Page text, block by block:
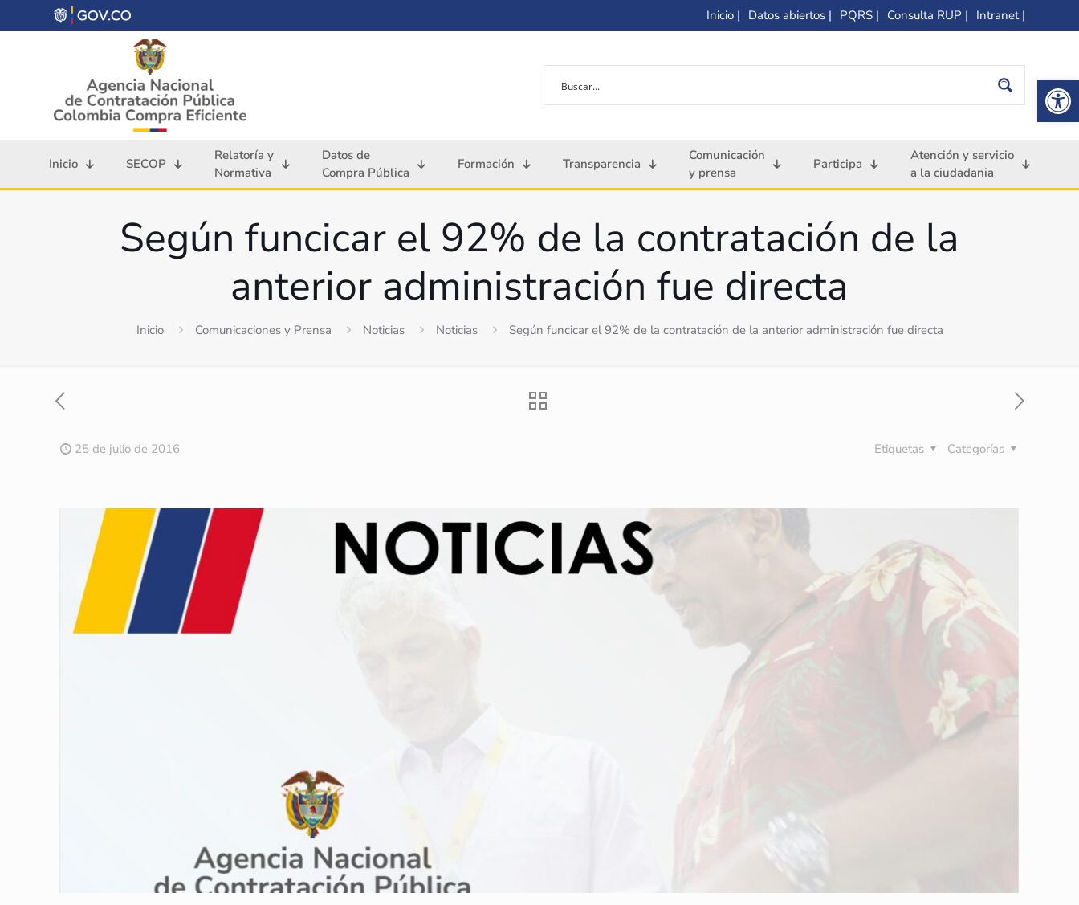
Inicio | Datos abiertos | PQRS | Consulta RUP | Intranet |
Inicio SECOP
Relatoría y
Normativa
Datos de
Compra Pública
Formación Transparencia
Comunicación
y prensa
Participa
Atención y servicio
a la ciudadania
Según funcicar el 92% de la contratación de la
anterior administración fue directa
Inicio Comunicaciones y Prensa Noticias Noticias Según funcicar el 92% de la contratación de la anterior administración fue directa
25 de julio de 2016 Categorías
Etiquetas